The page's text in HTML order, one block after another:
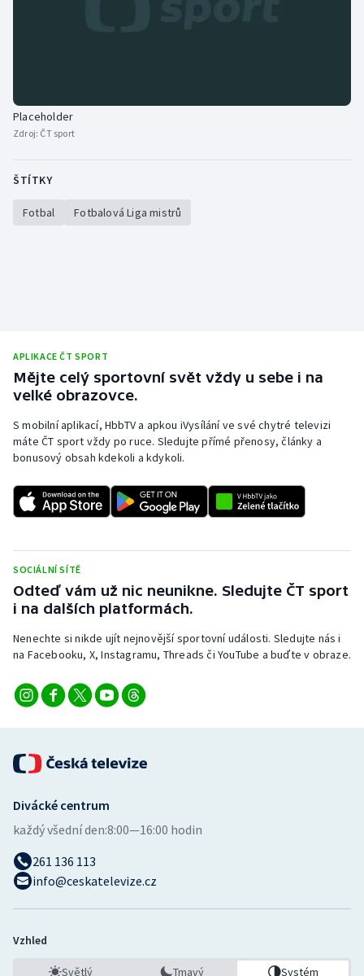
Placeholder
Zdroj: ČT sport
ŠTÍTKY
Fotbal Fotbalová Liga mistrů
APLIKACE ČT SPORT
Mějte celý sportovní svět vždy u sebe i na
velké obrazovce.
S mobilní aplikací, HbbTV a apkou iVysílání ve své chytré televizi
máte ČT sport vždy po ruce. Sledujte přímé přenosy, články a
bonusový obsah kdekoli a kdykoli.
SOCIÁLNÍ SÍTĚ
Odteď vám už nic neunikne. Sledujte ČT sport
i na dalších platformách.
Nenechte si nikde ujít nejnovější sportovní události. Sledujte nás i
na Facebooku, X, Instagramu, Threads či YouTube a buďte v obraze.
Divácké centrum
každý všední den:8:00—16:00 hodin
261 136 113
info@ceskatelevize.cz
Vzhled
Světlý Tmavý Systém